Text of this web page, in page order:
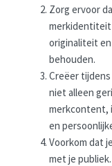
Zorg ervoor
merkidentiteit
originaliteit
behouden.
Creëer
niet alleen
merkcontent,
en
Voorkom dat
met je